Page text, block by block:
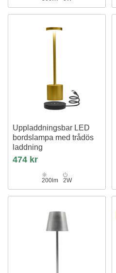
Uppladdningsbar LED
bordslampa med trådös
laddning
Guld, IP54 Inomhus/utomhus,
touchdimbar
474 kr
200lm 2W